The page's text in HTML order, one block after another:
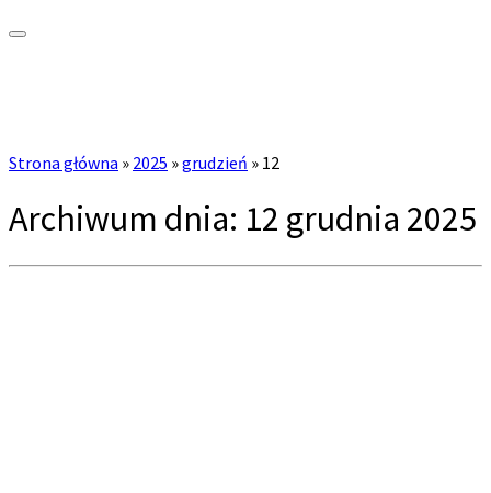
Strona główna » 2025 »grudzień » 12
Archiwum dnia: 12 grudnia 2025